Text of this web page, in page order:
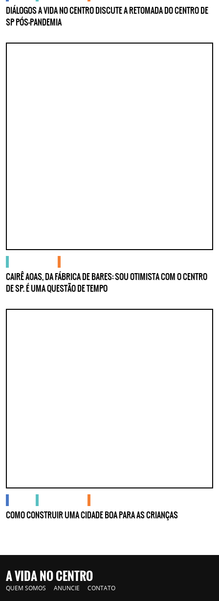
DIÁLOGOS A VIDA NO CENTRO DISCUTE A RETOMADA DO CENTRO DE
SP PÓS-PANDEMIA
CAIRÊ AOAS, DA FÁBRICA DE BARES: SOU OTIMISTA COM O CENTRO
DE SP. É UMA QUESTÃO DE TEMPO
COMO CONSTRUIR UMA CIDADE BOA PARA AS CRIANÇAS
A VIDA NO CENTRO
QUEM SOMOS ANUNCIE CONTATO
labore quia nobis nihil tempora praesentium distinctio, id, quibusdam est.